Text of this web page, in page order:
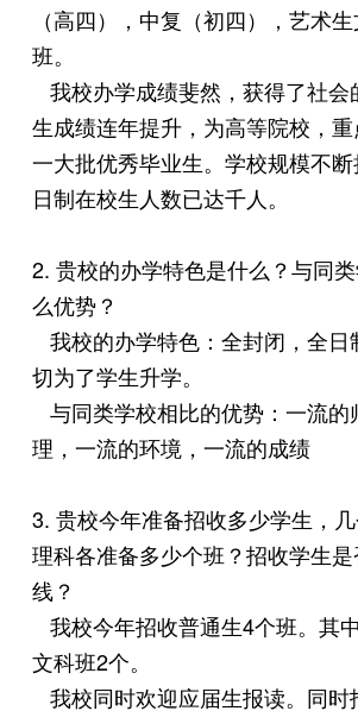
（高四），中复（初四），艺术
班。
我校办学成绩斐然，获得了社会
生成绩连年提升，为高等院校，
一大批优秀毕业生。学校规模不
日制在校生人数已达千人。
2. 贵校的办学特色是什么？与同
么优势？
我校的办学特色：全封闭，全日
切为了学生升学。
与同类学校相比的优势：一流的
理，一流的环境，一流的成绩
3. 贵校今年准备招收多少学生，
理科各准备多少个班？招收学生
线？
我校今年招收普通生4个班。其
文科班2个。
我校同时欢迎应届生报读。同时